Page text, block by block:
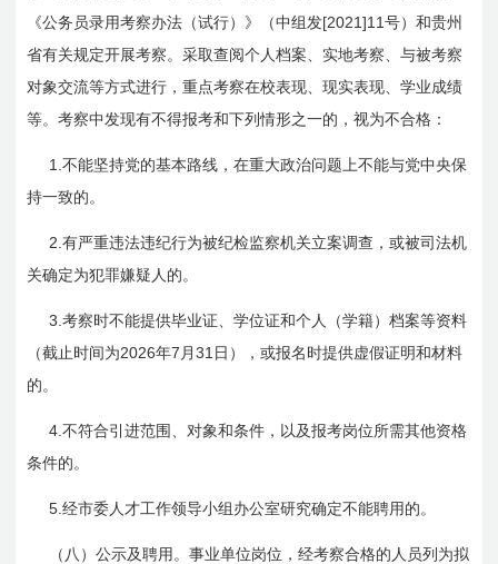
《公务员录用考察办法（试行）》（中组发[2021]11号）和贵州
省有关规定开展考察。采取查阅个人档案、实地考察、与被考察
对象交流等方式进行，重点考察在校表现、现实表现、学业成绩
等。考察中发现有不得报考和下列情形之一的，视为不合格：
1.不能坚持党的基本路线，在重大政治问题上不能与党中央保
持一致的。
2.有严重违法违纪行为被纪检监察机关立案调查，或被司法机
关确定为犯罪嫌疑人的。
3.考察时不能提供毕业证、学位证和个人（学籍）档案等资料
（截止时间为2026年7 月31 日 ），或报名时提供虚假证明和材料
的。
4.不符合引进范围、对象和条件，以及报考岗位所需其他资格
条件的。
5.经市委人才工作领导小组办公室研究确定不能聘用的。
（八）公示及聘用。事业单位岗位，经考察合格的人员列为拟